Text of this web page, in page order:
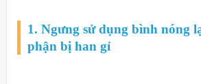
1. Ngưng sử dụng bình nóng
phận bị han gỉ